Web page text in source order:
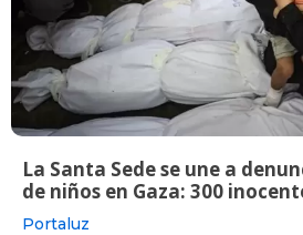
La Santa Sede se une a
de niños en Gaza: 300
Portaluz